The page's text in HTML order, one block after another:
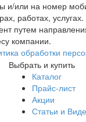
и/или на номер
работах,
путем
компании.
обработки
Выбрать и купить
Каталог
Прайс-лист
Акции
Статьи и